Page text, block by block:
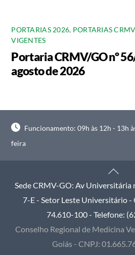
PORTARIAS 2026, PORTARIAS
VIGENTES
Portaria CRMV/GO nº
agosto de 2026
Funcionamento: 09h às 12h - 13h
feira
Back
To
Top
Sede CRMV-GO: Av Universitária
7-E - Setor Leste Universitário -
74.610-100 - Telefone:
Conselho Regional de Medicina
Goiás - CNPJ: